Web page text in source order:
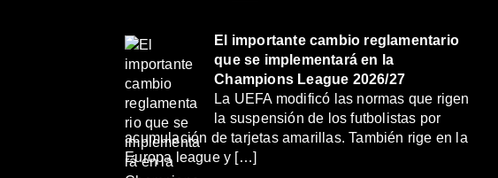
El importante cambio reglamentario
que se implementará en la
Champions League 2026/27
La UEFA modificó las normas que rigen
la suspensión de los futbolistas por
acumulación de tarjetas amarillas. También rige en la
Europa league y […]